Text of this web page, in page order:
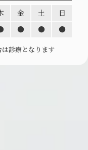
金 土 日
● ● ●
診療となります